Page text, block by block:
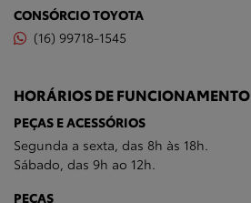
CONSÓRCIO TOYOTA
(16) 99718-1545
HORÁRIOS DE FUNCIONAMENTO
PEÇAS E ACESSÓRIOS
Segunda a sexta, das 8h às 18h.
Sábado, das 9h ao 12h.
PEÇAS